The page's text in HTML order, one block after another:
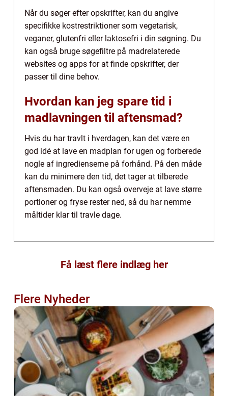
Når du søger efter opskrifter, kan du angive
specifikke kostrestriktioner som vegetarisk,
veganer, glutenfri eller laktosefri i din søgning. Du
kan også bruge søgefiltre på madrelaterede
websites og apps for at finde opskrifter, der
passer til dine behov.
Hvordan kan jeg spare tid i
madlavningen til aftensmad?
Hvis du har travlt i hverdagen, kan det være en
god idé at lave en madplan for ugen og forberede
nogle af ingredienserne på forhånd. På den måde
kan du minimere den tid, det tager at tilberede
aftensmaden. Du kan også overveje at lave større
portioner og fryse rester ned, så du har nemme
måltider klar til travle dage.
Få læst flere indlæg her
Flere Nyheder